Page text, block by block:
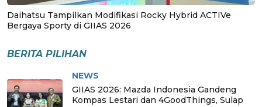
Daihatsu Tampilkan Modifikasi Rocky Hybrid ACTIVe
Bergaya Sporty di GIIAS 2026
BERITA PILIHAN
NEWS
GIIAS 2026: Mazda Indonesia Gandeng
Kompas Lestari dan 4GoodThings, Sulap